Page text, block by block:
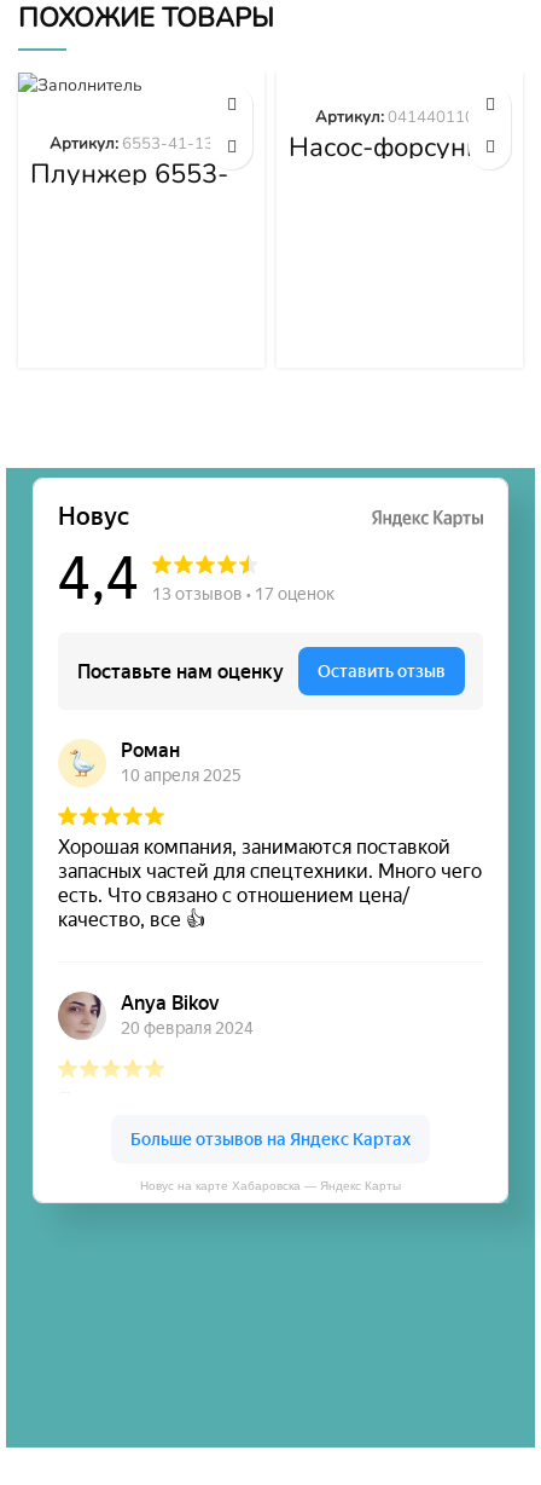
ПОХОЖИЕ ТОВАРЫ
Плунжер 6553-
41-1300
Артикул: 6553-41-1300 Насос-форсунка
0414401105
Артикул:0414401105
Новус на карте Хабаровска — Яндекс Карты